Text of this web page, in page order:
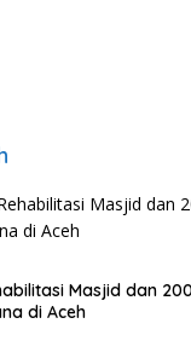
Masjid dan
di Aceh